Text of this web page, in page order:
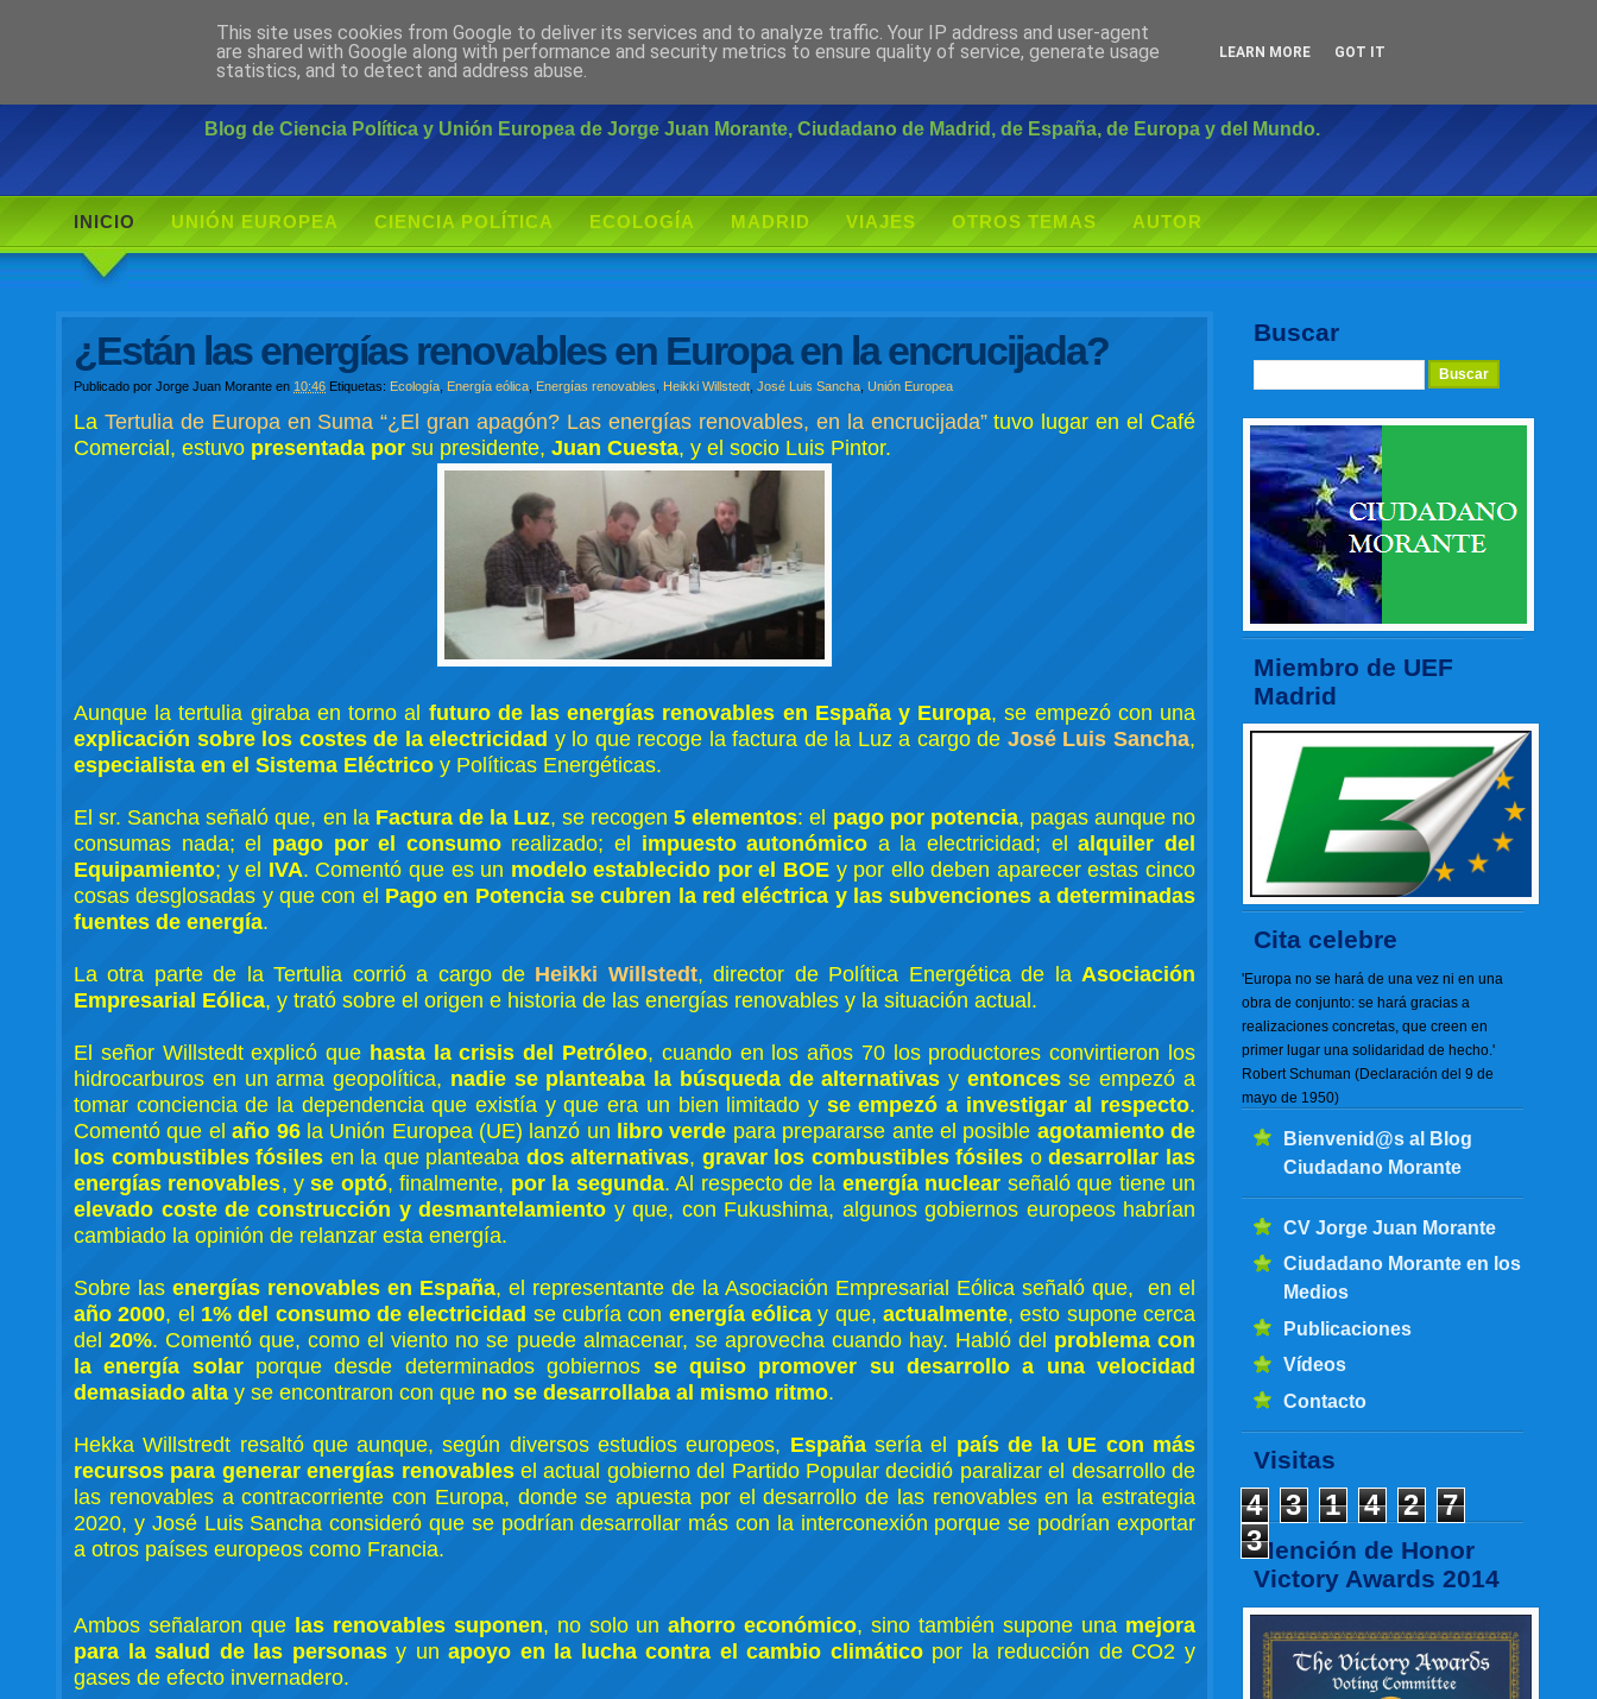
Ciudadano Morante
Blog de Ciencia Política y Unión Europea de Jorge Juan Morante, Ciudadano de Madrid, de España, de Europa y del Mundo.
INICIO UNIÓN EUROPEA CIENCIA POLÍTICA ECOLOGÍA MADRID VIAJES OTROS TEMAS AUTOR
Buscar
Miembro de UEF
Madrid
Cita celebre
'Europa no se hará de una vez ni en una
obra de conjunto: se hará gracias a
realizaciones concretas, que creen en
primer lugar una solidaridad de hecho.'
Robert Schuman (Declaración del 9 de
mayo de 1950)
Bienvenid@s al Blog
Ciudadano Morante
CV Jorge Juan Morante
Ciudadano Morante en los
Medios
Publicaciones
Vídeos
Contacto
Visitas
4 3 1 4 2
7
3Mención de Honor
Victory Awards 2014
¿Están las energías renovables en Europa en la encrucijada?
Publicado porJorge Juan Morante en 10:46 Etiquetas: Ecología Energía eólica ,Energías renovables Heikki Willstedt ,José Luis Sancha ,Unión Europea
La Tertulia de Europa en Suma “¿El gran apagón? Las energías renovables, en la encrucijada”tuvo lugar en el Café
Comercial, estuvo presentada por su presidente,Juan Cuesta, y el socio Luis Pintor.
Aunque la tertulia giraba en torno al futuro de las energías renovables en España y Europa, se empezó con una
explicación sobre los costes de la electricidad y lo que recoge la factura de la Luz a cargo de José Luis Sancha,
especialista en el Sistema Eléctrico y Políticas Energéticas.
El sr. Sancha señaló que, en la Factura de la Luz, se recogen5 elementos: el pago por potencia, pagas aunque no
consumas nada; el pago por el consumorealizado; el impuesto autonómico a la electricidad; elalquiler del
Equipamiento; y el IVA. Comentó que es un modelo establecido por el BOEy por ello deben aparecer estas cinco
cosas desglosadas y que con el Pago en Potencia se cubren la red eléctrica y las subvenciones a determinadas
fuentes de energía.
La otra parte de la Tertulia corrió a cargo de Heikki Willstedt, director de Política Energética de la Asociación
Empresarial Eólica, y trató sobre el origen e historia de las energías renovables y la situación actual.
El señor Willstedt explicó que hasta la crisis del Petróleo, cuando en los años 70 los productores convirtieron los
hidrocarburos en un arma geopolítica, nadie se planteaba la búsqueda de alternativas y entoncesse empezó a
tomar conciencia de la dependencia que existía y que era un bien limitado y se empezó a investigar al respecto.
Comentó que elaño 96la Unión Europea (UE) lanzó un libro verde para prepararse ante el posible agotamiento de
los combustibles fósiles en la que planteaba dos alternativas, gravar los combustibles fósiles odesarrollar las
energías renovables, yse optó, finalmente, por la segunda. Al respecto de la energía nuclear señaló que tiene un
elevado coste de construcción y desmantelamiento y que, con Fukushima, algunos gobiernos europeos habrían
cambiado la opinión de relanzar esta energía.
Sobre lasenergías renovables en España, el representante de la Asociación Empresarial Eólica señaló que, en el
año 2000, el 1% del consumo de electricidad se cubría con energía eólicay que, actualmente, esto supone cerca
del20%. Comentó que, como el viento no se puede almacenar, se aprovecha cuando hay. Habló del problema con
la energía solarporque desde determinados gobiernos se quiso promover su desarrollo a una velocidad
demasiado alta y se encontraron con que no se desarrollaba al mismo ritmo.
Hekka Willstredt resaltó que aunque, según diversos estudios europeos, Españasería el país de la UE con más
recursos para generar energías renovablesel actual gobierno del Partido Popular decidió paralizar el desarrollo de
las renovables a contracorriente con Europa, donde se apuesta por el desarrollo de las renovables en la estrategia
2020, y José Luis Sancha consideró que se podrían desarrollar más con la interconexión porque se podrían exportar
a otros países europeos como Francia.
Ambos señalaron que las renovables suponen, no solo unahorro económico, sino también supone una mejora
para la salud de las personasy unapoyo en la lucha contra el cambio climáticopor la reducción de CO2 y
gases de efecto invernadero.
This site uses cookies from Google to deliver its services and to analyze traffic. Your IP address and user-agent
are shared with Google along with performance and security metrics to ensure quality of service, generate usage
statistics, and to detect and address abuse.
LEARN MORE GOT IT